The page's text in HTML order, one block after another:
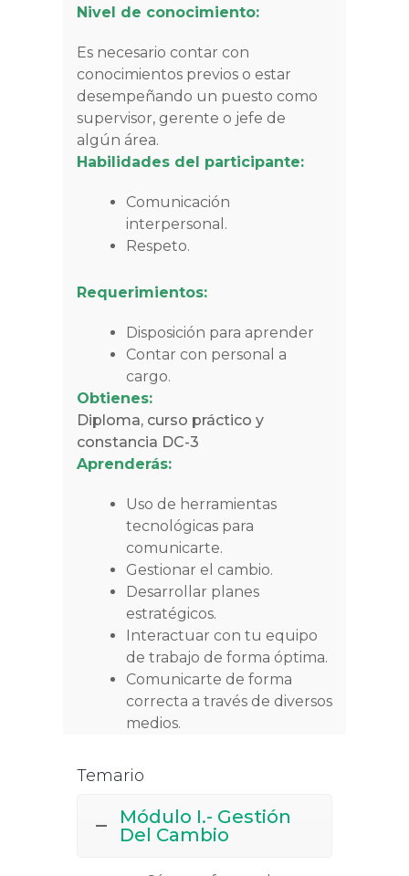
Nivel de conocimiento:
Es necesario contar con
conocimientos previos o estar
desempeñando un puesto como
supervisor, gerente o jefe de
algún área.
Habilidades del participante:
Comunicación
interpersonal.
Respeto.
Requerimientos:
Disposición para aprender
Contar con personal a
cargo.
Obtienes:
Diploma, curso práctico y
constancia DC-3
Aprenderás:
Uso de herramientas
tecnológicas para
comunicarte.
Gestionar el cambio.
Desarrollar planes
estratégicos.
Interactuar con tu equipo
de trabajo de forma óptima.
Comunicarte de forma
correcta a través de diversos
medios.
Temario
Módulo I.- Gestión
Del Cambio